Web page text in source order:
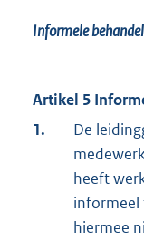
Informele
Artikel 5
1.
De
heeft
informeel
hiermee